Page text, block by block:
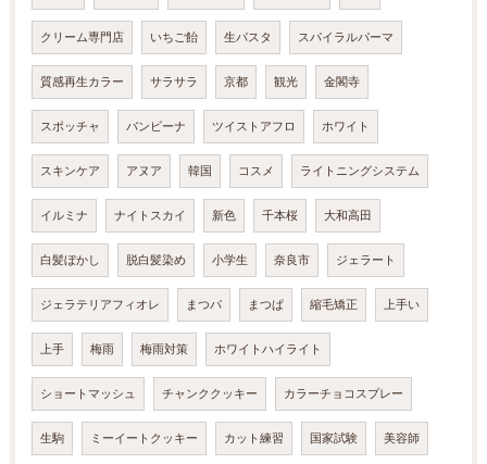
クリーム専門店 いちご飴 生パスタ スパイラルパーマ
質感再生カラー サラサラ 京都 観光 金閣寺
スポッチャ バンビーナ ツイストアフロ ホワイト
スキンケア アヌア 韓国 コスメ ライトニングシステム
イルミナ ナイトスカイ 新色 千本桜 大和高田
白髪ぼかし 脱白髪染め 小学生 奈良市 ジェラート
ジェラテリアフィオレ まつパ まつぱ 縮毛矯正 上手い
上手 梅雨 梅雨対策 ホワイトハイライト
ショートマッシュ チャンククッキー カラーチョコスプレー
生駒 ミーイートクッキー カット練習 国家試験 美容師